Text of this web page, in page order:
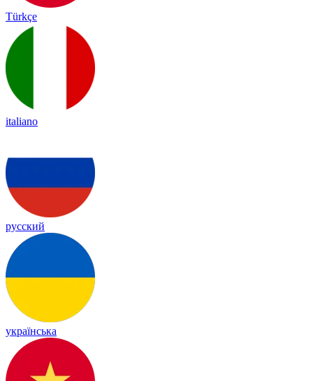
Türkçe
italiano
русский
українська